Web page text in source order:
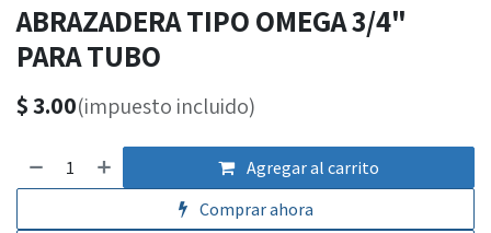
ABRAZADERA TIPO OMEGA 3/4"
PARA TUBO
$3.00(impuesto incluido)
Agregar al carrito
Comprar ahora